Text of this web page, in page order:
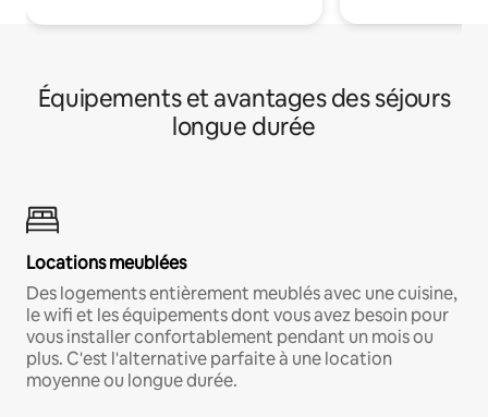
Équipements et avantages des séjours
longue durée
Locations meublées
Des logements entièrement meublés avec une cuisine,
le wifi et les équipements dont vous avez besoin pour
vous installer confortablement pendant un mois ou
plus. C'est l'alternative parfaite à une location
moyenne ou longue durée.